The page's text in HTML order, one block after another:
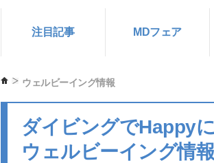
注目記事 MDフェア
ウェルビーイング情報
ダイビングでHappy
ウェルビーイング情